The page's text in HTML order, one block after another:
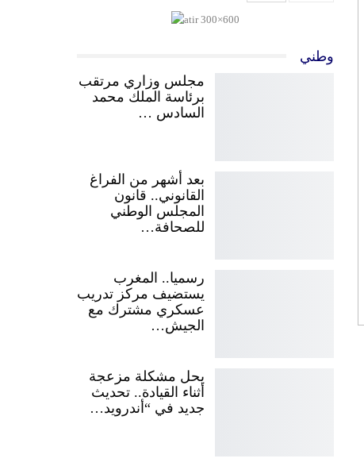
وطني
مجلس وزاري مرتقب
برئاسة الملك محمد
السادس …
بعد أشهر من الفراغ
القانوني.. قانون
المجلس الوطني
للصحافة…
رسميا.. المغرب
يستضيف مركز تدريب
عسكري مشترك مع
الجيش…
يحل مشكلة مزعجة
أثناء القيادة.. تحديث
جديد في “أندرويد…